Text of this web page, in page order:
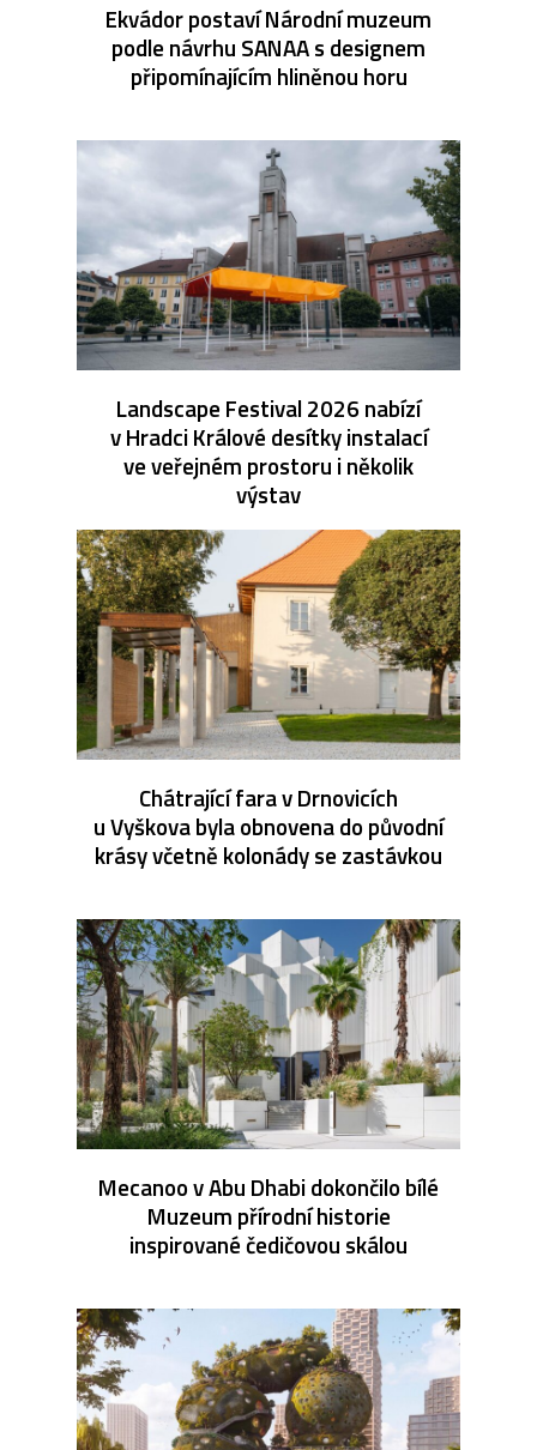
Ekvádor postaví Národní muzeum
podle návrhu SANAA s designem
připomínajícím hliněnou horu
Landscape Festival 2026 nabízí
v Hradci Králové desítky instalací
ve veřejném prostoru i několik
výstav
Chátrající fara v Drnovicích
u Vyškova byla obnovena do původní
krásy včetně kolonády se zastávkou
Mecanoo v Abu Dhabi dokončilo bílé
Muzeum přírodní historie
inspirované čedičovou skálou